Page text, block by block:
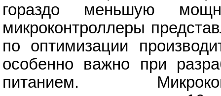
гораздо меньшую
микроконтроллеры
по оптимизации
особенно важно при
питанием.